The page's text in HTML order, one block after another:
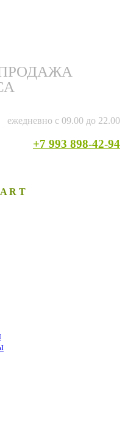
ежедневно с 09.00 до 22.00
+7 993 898-42-94
R T